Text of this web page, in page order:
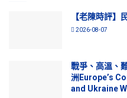
【老陳時評】
2026-08-07
戰爭、高溫、
洲Europe’s
and Ukraine